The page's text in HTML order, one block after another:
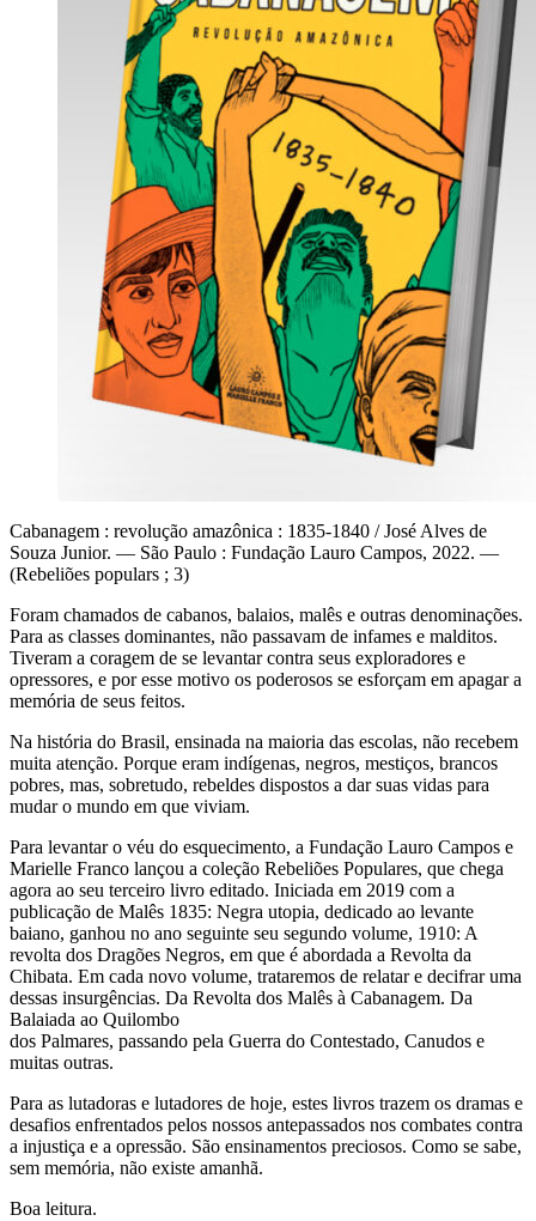
Cabanagem : revolução amazônica : 1835-1840 / José Alves de
Souza Junior. — São Paulo : Fundação Lauro Campos, 2022. —
(Rebeliões populars ; 3)
Foram chamados de cabanos, balaios, malês e outras denominações.
Para as classes dominantes, não passavam de infames e malditos.
Tiveram a coragem de se levantar contra seus exploradores e
opressores, e por esse motivo os poderosos se esforçam em apagar a
memória de seus feitos.
Na história do Brasil, ensinada na maioria das escolas, não recebem
muita atenção. Porque eram indígenas, negros, mestiços, brancos
pobres, mas, sobretudo, rebeldes dispostos a dar suas vidas para
mudar o mundo em que viviam.
Para levantar o véu do esquecimento, a Fundação Lauro Campos e
Marielle Franco lançou a coleção Rebeliões Populares, que chega
agora ao seu terceiro livro editado. Iniciada em 2019 com a
publicação de Malês 1835: Negra utopia, dedicado ao levante
baiano, ganhou no ano seguinte seu segundo volume, 1910: A
revolta dos Dragões Negros, em que é abordada a Revolta da
Chibata. Em cada novo volume, trataremos de relatar e decifrar uma
dessas insurgências. Da Revolta dos Malês à Cabanagem. Da
Balaiada ao Quilombo
dos Palmares, passando pela Guerra do Contestado, Canudos e
muitas outras.
Para as lutadoras e lutadores de hoje, estes livros trazem os dramas e
desafios enfrentados pelos nossos antepassados nos combates contra
a injustiça e a opressão. São ensinamentos preciosos. Como se sabe,
sem memória, não existe amanhã.
Boa leitura.